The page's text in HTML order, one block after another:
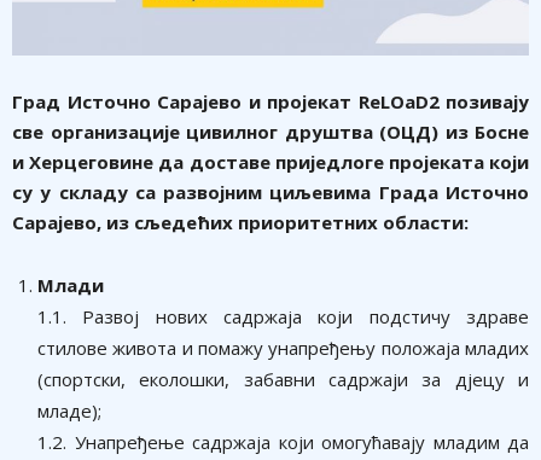
Град Источно Сарајево и пројекат RеLОаD2 позивају
све организације цивилног друштва (ОЦД) из Босне
и Херцеговине да доставе приједлоге пројеката који
су у складу са развојним циљевима Града Источно
Сарајево, из сљедећих приоритетних области:
Млади
1.1. Развој нових садржаја који подстичу здраве
стилове живота и помажу унапређењу положаја младих
(спортски, еколошки, забавни садржаји за дјецу и
младе);
1.2. Унапређење садржаја који омогућавају младим да